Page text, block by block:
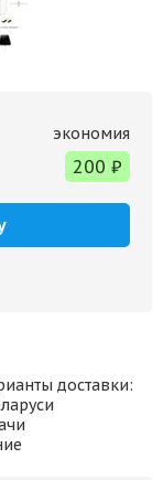
экономия
200 ₽
доставки: